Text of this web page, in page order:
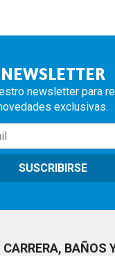
NEWSLETTER
newsletter para
exclusivas.
SUSCRIBIRSE
BAÑOS